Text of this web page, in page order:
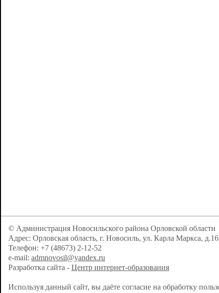
© Администрация Новосильского района Орловской области
Адрес: Орловская область, г. Новосиль, ул. Карла Маркса, д.16
Телефон: +7 (48673) 2-12-52
e-mail: admnovosil@yandex.ru
Разработка сайта - Центр интернет-образования
Используя данный сайт, вы даёте согласие на обработку